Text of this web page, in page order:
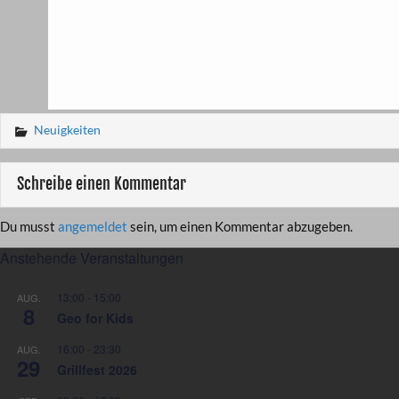
Neuigkeiten
Schreibe einen Kommentar
Du musst angemeldet sein, um einen Kommentar abzugeben.
Anstehende Veranstaltungen
AUG.
8
13:00 15:00
Geo for Kids
AUG.
29
16:00 23:30
Grillfest 2026